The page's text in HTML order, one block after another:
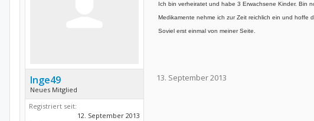
Inge49
Neues Mitglied
Registriert seit:
12. September 2013
Ich bin verheiratet und habe 3 Erwachsene Kinder. Bin
Medikamente nehme ich zur Zeit reichlich ein und hoffe
Soviel erst einmal von meiner Seite.
13. September 2013